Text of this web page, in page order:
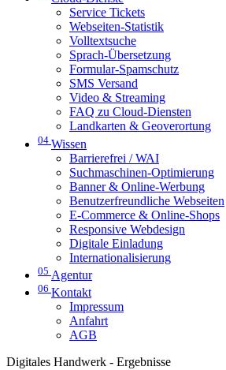
Service Tickets
Webseiten-Statistik
Volltextsuche
Sprach-Übersetzung
Formular-Spamschutz
SMS Versand
Video & Streaming
FAQ zu Cloud-Diensten
Landkarten & Geoverortung
04 Wissen
Barrierefrei / WAI
Suchmaschinen-Optimierung
Banner & Online-Werbung
Benutzerfreundliche Webseiten
E-Commerce & Online-Shops
Responsive Webdesign
Digitale Einladung
Internationalisierung
05 Agentur
06 Kontakt
Impressum
Anfahrt
AGB
Digitales Handwerk - Ergebnisse